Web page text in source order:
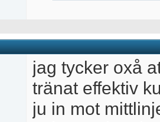
jag tycker oxå
tränat effektiv
ju in mot